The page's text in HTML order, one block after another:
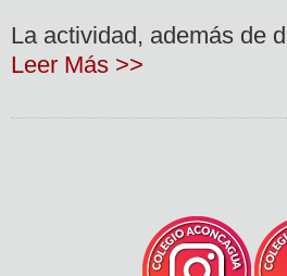
La actividad, además de
Leer Más >>